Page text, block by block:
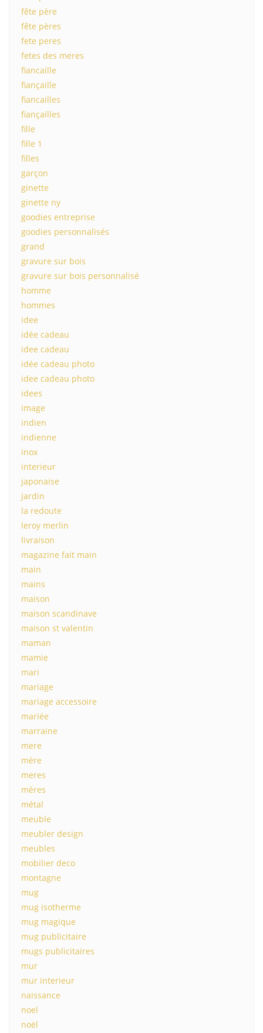
fête père
fête pères
fete peres
fetes des meres
fiancaille
fiançaille
fiancailles
fiançailles
fille
fille 1
filles
garçon
ginette
ginette ny
goodies entreprise
goodies personnalisés
grand
gravure sur bois
gravure sur bois personnalisé
homme
hommes
idee
idée cadeau
idee cadeau
idée cadeau photo
idee cadeau photo
idees
image
indien
indienne
inox
interieur
japonaise
jardin
la redoute
leroy merlin
livraison
magazine fait main
main
mains
maison
maison scandinave
maison st valentin
maman
mamie
mari
mariage
mariage accessoire
mariée
marraine
mere
mère
meres
mères
métal
meuble
meubler design
meubles
mobilier deco
montagne
mug
mug isotherme
mug magique
mug publicitaire
mugs publicitaires
mur
mur interieur
naissance
noel
noël